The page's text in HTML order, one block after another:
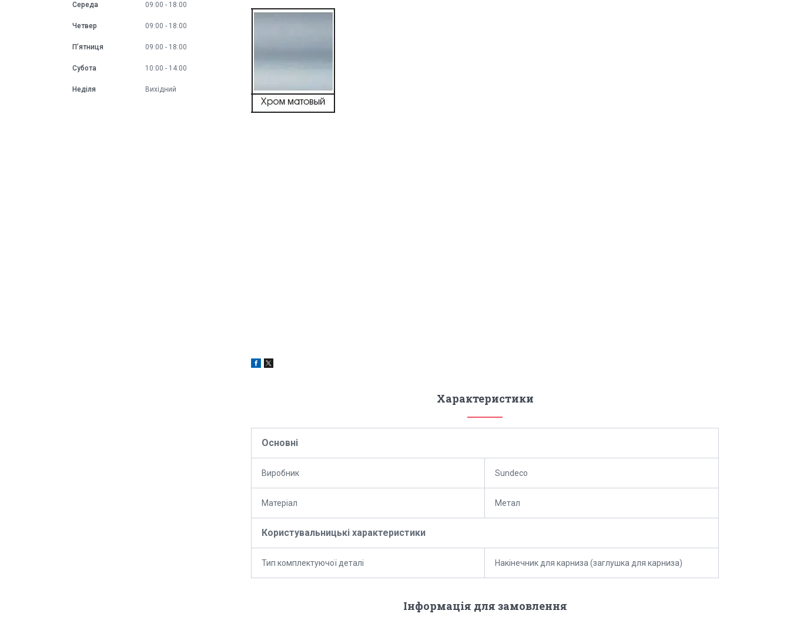
Характеристики
Основні
Виробник Sundeco
Матеріал Метал
Користувальницькі характеристики
Тип комплектуючої деталі Накінечник для карниза (заглушка для карниза)
Інформація для замовлення
Середа 09:00 18:00
Четвер 09:00 18:00
Пʼятниця 09:00 18:00
Субота 10:00 14:00
Неділя Вихідний